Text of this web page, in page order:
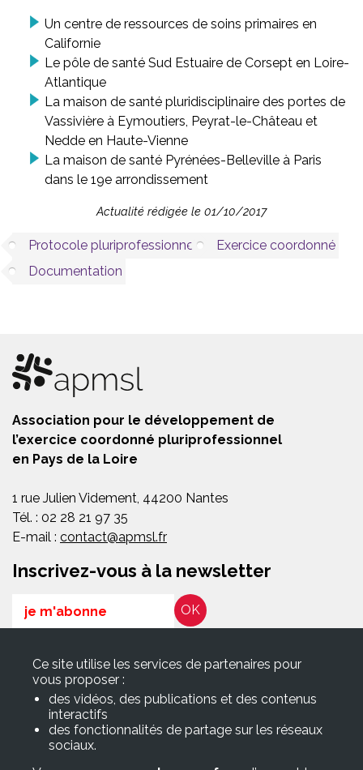
Un centre de ressources de soins primaires en
Californie
Le pôle de santé Sud Estuaire de Corsept en Loire-
Atlantique
La maison de santé pluridisciplinaire des portes de
Vassivière à Eymoutiers, Peyrat-le-Château et
Nedde en Haute-Vienne
La maison de santé Pyrénées-Belleville à Paris
dans le 19e arrondissement
Actualité rédigée le 01/10/2017
Protocole pluriprofessionnel
Exercice coordonné
Documentation
Association pour le développement de
l’exercice coordonné pluriprofessionnel
en Pays de la Loire
1 rue Julien Videment, 44200 Nantes
Tél. : 02 28 21 97 35
E-mail : contact@apmsl.fr
Inscrivez-vous à la newsletter
Email
En soumettant ce formulaire, j’accepte que les informations
saisies soient exploitées pour les finalités décrites dans la page
Politique de confidentialité
Ce site utilise les services de partenaires pour
vous proposer :
des vidéos, des publications et des contenus
interactifs
des fonctionnalités de partage sur les réseaux
sociaux.